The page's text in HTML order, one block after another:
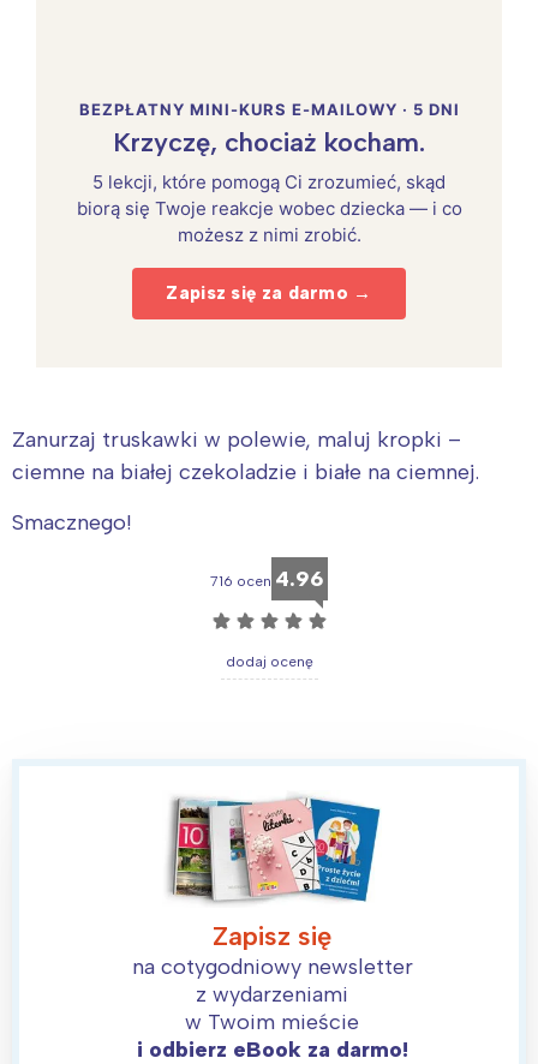
BEZPŁATNY MINI-KURS E-MAILOWY · 5 DNI
Krzyczę, chociaż kocham.
5 lekcji, które pomogą Ci zrozumieć, skąd
biorą się Twoje reakcje wobec dziecka — i co
możesz z nimi zrobić.
Zapisz się za darmo →
Zanurzaj truskawki w polewie, maluj kropki –
ciemne na białej czekoladzie i białe na ciemnej.
Smacznego!
716 ocen 4.96
☆ ☆ ☆ ☆ ☆
dodaj ocenę
Zapisz się
na cotygodniowy newsletter
z wydarzeniami
w Twoim mieście
i odbierz eBook za darmo!